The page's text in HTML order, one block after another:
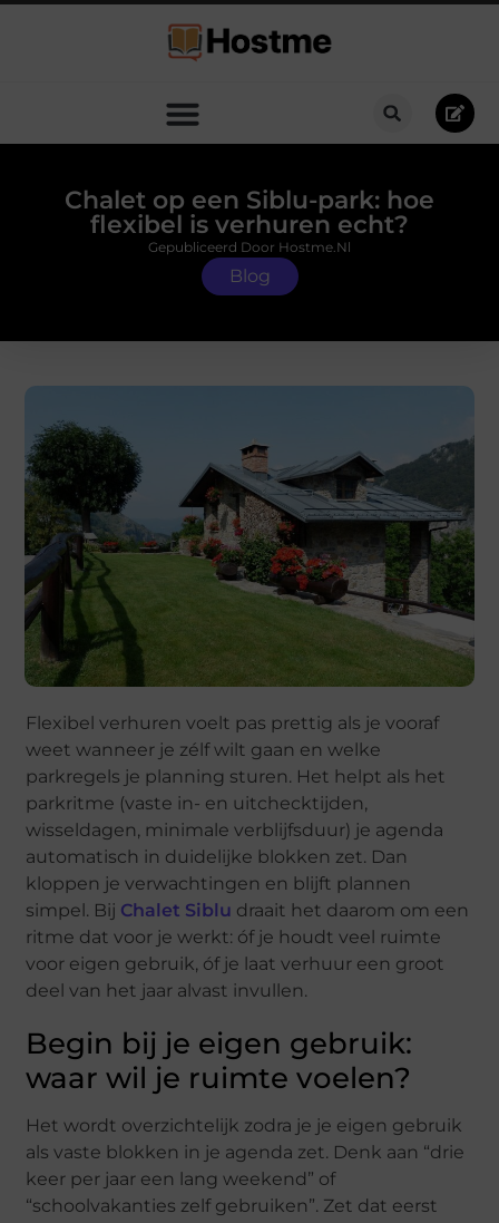
Chalet op een Siblu-park: hoe
flexibel is verhuren echt?
Blog
Gepubliceerd Door Hostme.nl
Flexibel verhuren voelt pas prettig als je vooraf
weet wanneer je zélf wilt gaan en welke
parkregels je planning sturen. Het helpt als het
parkritme (vaste in- en uitchecktijden,
wisseldagen, minimale verblijfsduur) je agenda
automatisch in duidelijke blokken zet. Dan
kloppen je verwachtingen en blijft plannen
simpel. Bij Chalet Siblu draait het daarom om een
ritme dat voor je werkt: óf je houdt veel ruimte
voor eigen gebruik, óf je laat verhuur een groot
deel van het jaar alvast invullen.
Begin bij je eigen gebruik:
waar wil je ruimte voelen?
Het wordt overzichtelijk zodra je je eigen gebruik
als vaste blokken in je agenda zet. Denk aan “drie
keer per jaar een lang weekend” of
“schoolvakanties zelf gebruiken”. Zet dat eerst